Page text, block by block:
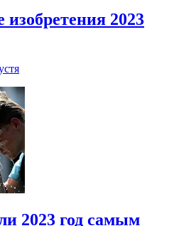
2023
2023 год самым